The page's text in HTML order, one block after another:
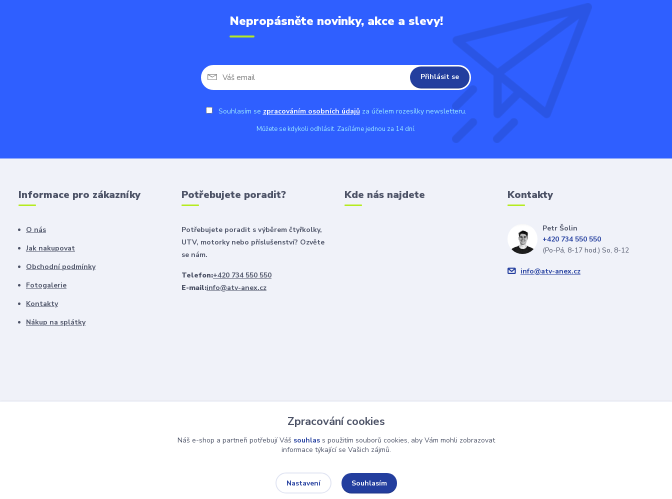
Nepropásněte novinky, akce a slevy!
Přihlásit se
Souhlasím se zpracováním osobních údajůza účelem rozesílky newsletteru.
Můžete se kdykoli odhlásit. Zasíláme jednou za 14 dní.
Informace pro zákazníky
O nás
Jak nakupovat
Obchodní podmínky
Fotogalerie
Kontakty
Nákup na splátky
Potřebujete poradit?
Potřebujete poradit s výběrem čtyřkolky,
UTV, motorky nebo příslušenství? Ozvěte
se nám.
Telefon:+420 734 550 550
E-mail:info@atv-anex.cz
Kde nás najdete Kontakty
Petr Šolin
+420 734 550 550
(Po-Pá, 8-17 hod.) So, 8-12
info@atv-anex.cz
Zpracování cookies
Náš e-shop a partneři potřebují Váš souhlass použitím souborů cookies, aby Vám mohli zobrazovat
informace týkající se Vašich zájmů.
Nastavení Souhlasím